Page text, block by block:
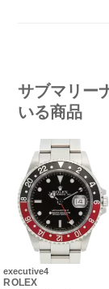
サブマリー
いる商品
executive4
ROLEX